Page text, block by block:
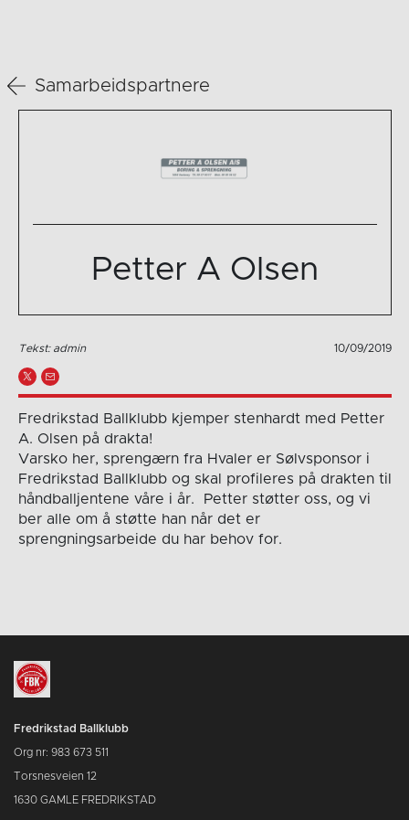
Samarbeidspartnere
Petter A Olsen
Tekst: admin 10/09/2019
Fredrikstad Ballklubb kjemper stenhardt med Petter
A. Olsen på drakta!
Varsko her, sprengærn fra Hvaler er Sølvsponsor i
Fredrikstad Ballklubb og skal profileres på drakten til
håndballjentene våre i år. Petter støtter oss, og vi
ber alle om å støtte han når det er
sprengningsarbeide du har behov for.
Fredrikstad Ballklubb
Org nr: 983 673 511
Torsnesveien 12
1630 GAMLE FREDRIKSTAD